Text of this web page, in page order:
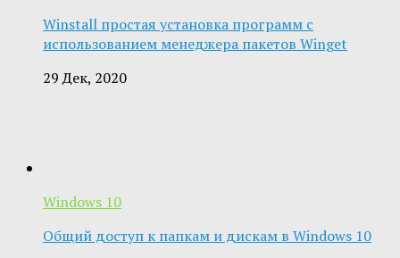
Winstall простая установка программ с
использованием менеджера пакетов Winget
29 Дек, 2020
Windows 10
Общий доступ к папкам и дискам в Windows 10